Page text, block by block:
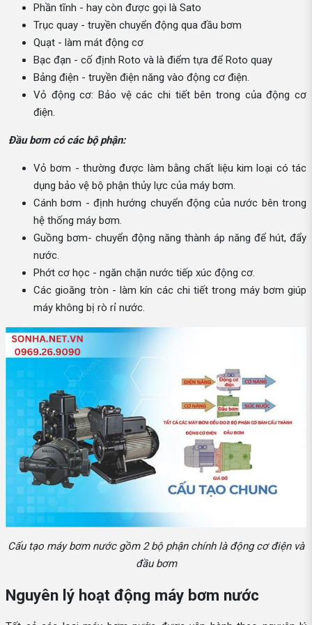
Phần tĩnh - hay còn được gọi là Sato
Trục quay - truyền chuyển động qua đầu bơm
Quạt - làm mát động cơ
Bạc đạn - cố định Roto và là điểm tựa để Roto quay
Bảng điện - truyền điện năng vào động cơ điện.
Vỏ động cơ: Bảo vệ các chi tiết bên trong của động cơ
điện.
Đầu bơm có các bộ phận:
Vỏ bơm - thường được làm bằng chất liệu kim loại có tác
dụng bảo vệ bộ phận thủy lực của máy bơm.
Cánh bơm - định hướng chuyển động của nước bên trong
hệ thống máy bơm.
Guồng bơm- chuyển động năng thành áp năng để hút, đẩy
nước.
Phớt cơ học - ngăn chặn nước tiếp xúc động cơ.
Các gioăng tròn - làm kín các chi tiết trong máy bơm giúp
máy không bị rò rỉ nước.
Cấu tạo máy bơm nước gồm 2 bộ phận chính là động cơ điện và
đầu bơm
Nguyên lý hoạt động máy bơm nước